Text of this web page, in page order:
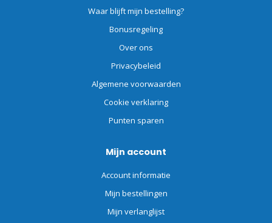
Waar blijft mijn bestelling?
Bonusregeling
Over ons
Privacybeleid
Algemene voorwaarden
Cookie verklaring
Punten sparen
Mijn account
Account informatie
Mijn bestellingen
Mijn verlanglijst